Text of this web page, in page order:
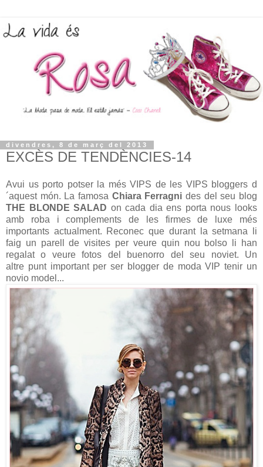
divendres, 8 de març del 2013
EXCÈS DE TENDÈNCIES-14
Avui us porto potser la més VIPS de les VIPS bloggers d
´aquest món. La famosa Chiara Ferragni des del seu blog
THE BLONDE SALAD on cada dia ens porta nous looks
amb roba i complements de les firmes de luxe més
importants actualment. Reconec que durant la setmana li
faig un parell de visites per veure quin nou bolso li han
regalat o veure fotos del buenorro del seu noviet. Un
altre punt important per ser blogger de moda VIP tenir un
novio model...